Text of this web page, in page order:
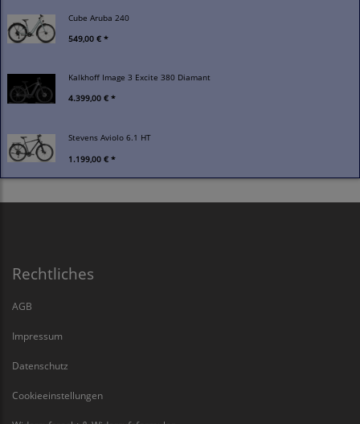
Cube Aruba 240
549,00 € *
Kalkhoff Image 3 Excite 380 Diamant
4.399,00 € *
Stevens Aviolo 6.1 HT
1.199,00 € *
Rechtliches
AGB
Impressum
Datenschutz
Cookieeinstellungen